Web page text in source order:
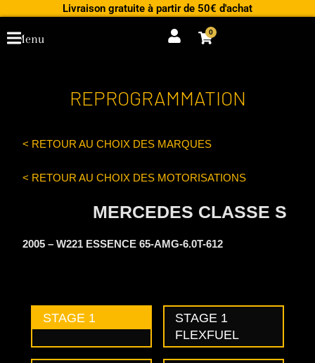
contenu
Livraison gratuite à partir de 50€ d'achat
0
Cart
Menu
REPROGRAMMATION
< RETOUR AU CHOIX DES MARQUES
< RETOUR AU CHOIX DES MOTORISATIONS
MERCEDES CLASSE S
2005 – W221 ESSENCE 65-AMG-6.0T-612
STAGE 1
STAGE 1
FLEXFUEL